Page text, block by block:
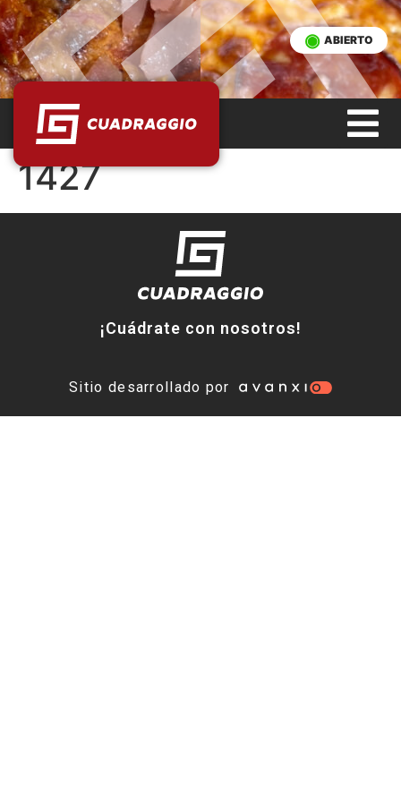
ABIERTO
1427
¡Cuádrate con nosotros!
Sitio desarrollado por